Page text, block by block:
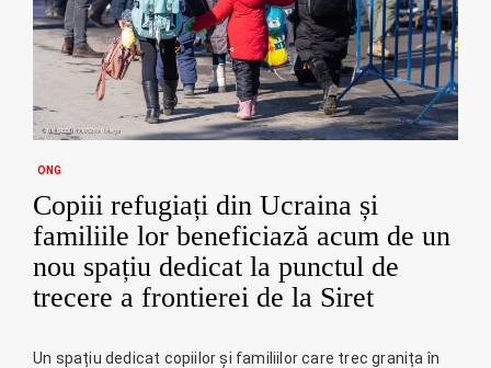
ONG
Copiii refugiați din Ucraina și
familiile lor beneficiază acum de un
nou spațiu dedicat la punctul de
trecere a frontierei de la Siret
Un spațiu dedicat copiilor și familiilor care trec granița în